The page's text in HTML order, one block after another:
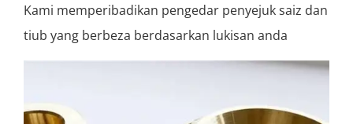
Kami memperibadikan pengedar penyejuk saiz dan
tiub yang berbeza berdasarkan lukisan anda